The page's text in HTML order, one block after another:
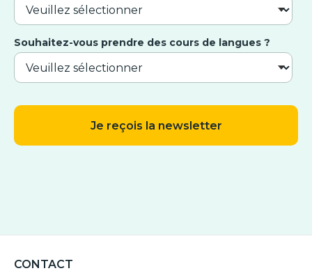
Souhaitez-vous prendre des cours de langues ?
CONTACT